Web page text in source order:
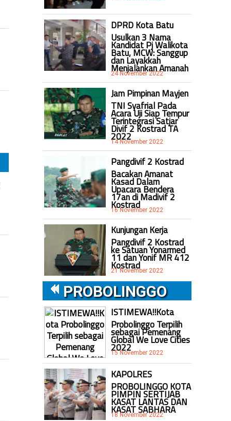
DPRD Kota Batu
Usulkan 3 Nama
Kandidat Pj Walikota
Batu, MCW: Sanggup
dan Layakkah
Menjalankan Amanah
24 November 2022
Jam Pimpinan Mayjen
TNI Syafrial Pada
Acara Uji Siap Tempur
Terintegrasi Satjar
Divif 2 Kostrad TA
2022
14 November 2022
Pangdivif 2 Kostrad
Bacakan Amanat
Kasad Dalam
Upacara Bendera
17an di Madivif 2
Kostrad
16 November 2022
Kunjungan Kerja
Pangdivif 2 Kostrad
ke Satuan Yonarmed
11 dan Yonif MR 412
Kostrad
21 November 2022
PROBOLINGGO
ISTIMEWA!!Kota
Probolinggo Terpilih
sebagai Pemenang
Global We Love Cities
2022
15 November 2022
KAPOLRES
PROBOLINGGO KOTA
PIMPIN SERTIJAB
KASAT LANTAS DAN
KASAT SABHARA
18 November 2022